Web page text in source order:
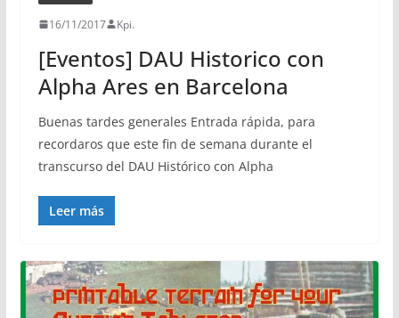
16/11/2017 Kpi.
[Eventos] DAU Historico con
Alpha Ares en Barcelona
Buenas tardes generales Entrada rápida, para
recordaros que este fin de semana durante el
transcurso del DAU Histórico con Alpha
Leer más